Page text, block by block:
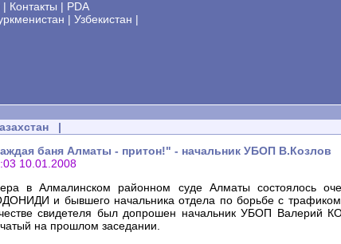
| Контакты | PDA
| Узбекистан |
|
баня Алматы - притон!" - начальник УБОП В.Козлов
10.01.2008
в Алмалинском районном суде Алматы состоялось
и бывшего начальника отдела по борьбе с
свидетеля был допрошен начальник УБОП Валерий
на прошлом заседании.